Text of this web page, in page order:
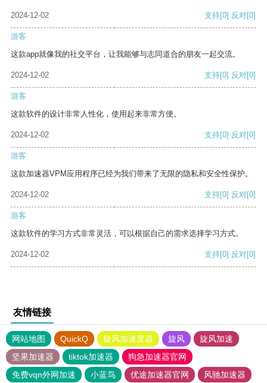
2024-12-02 支持[0] 反对[0]
游客
这款app就像我的社交平台，让我能够与志同道合的朋友一起交流。
2024-12-02 支持[0] 反对[0]
游客
这款软件的设计非常人性化，使用起来非常方便。
2024-12-02 支持[0] 反对[0]
游客
这款加速器VPM应用程序已经为我们带来了无限的隐私和安全性保护。
2024-12-02 支持[0] 反对[0]
游客
这款软件的学习方式非常灵活，可以根据自己的需求选择学习方式。
2024-12-02 支持[0] 反对[0]
友情链接
网站地图 QuickQ 旋风加速度器 旋风
旋风加速
坚果加速器
tiktok加速器
狗急加速器官网
免费vqn外网加速
小蓝鸟 优途加速器官网 风驰加速器